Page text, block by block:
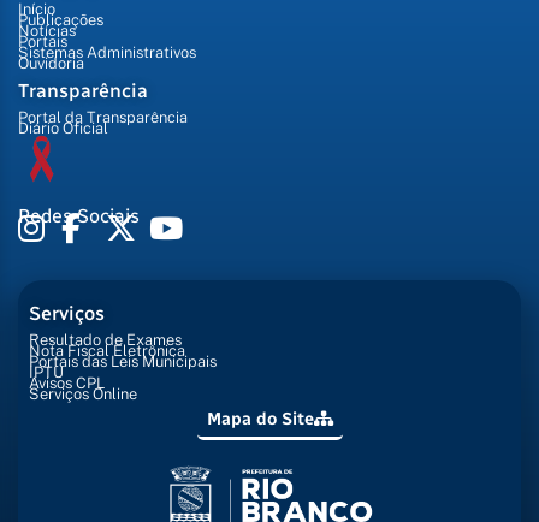
Início
Publicações
Notícias
Portais
Sistemas Administrativos
Ouvidoria
Transparência
Portal da Transparência
Diário Oficial
Redes Sociais
Serviços
Resultado de Exames
Nota Fiscal Eletrônica
Portais das Leis Municipais
IPTU
Avisos CPL
Serviços Online
Mapa do Site